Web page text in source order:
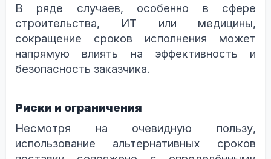
В ряде случаев, особенно в сфере
строительства, ИТ или медицины,
сокращение сроков исполнения может
напрямую влиять на эффективность и
безопасность заказчика.
Риски и ограничения
Несмотря на очевидную пользу,
использование альтернативных сроков